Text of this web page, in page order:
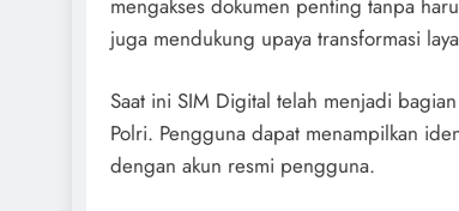
juga mendukung upaya transformasi
Saat ini SIM Digital telah menjadi
Polri. Pengguna dapat menampilkan
dengan akun resmi pengguna.